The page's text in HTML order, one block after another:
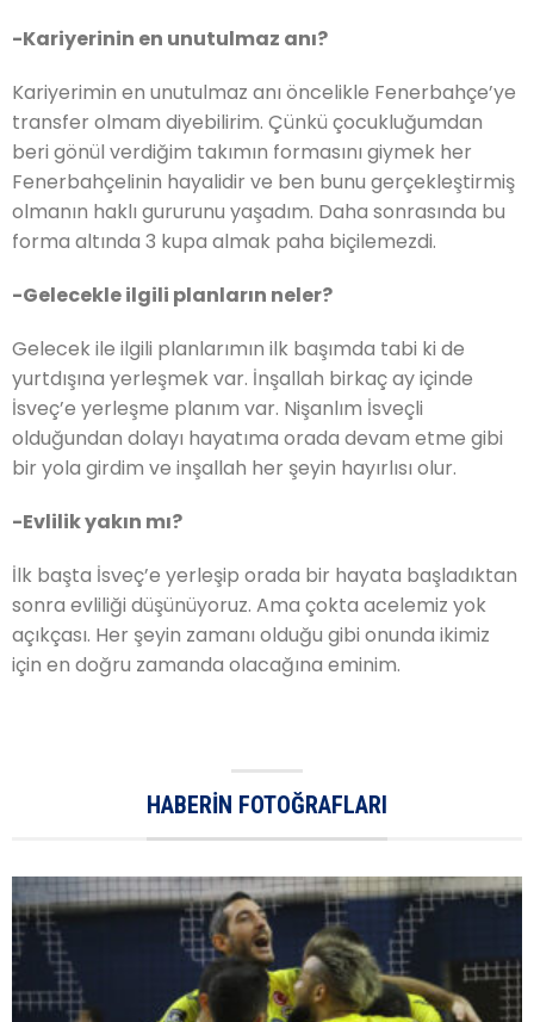
-Kariyerinin en unutulmaz anı?
Kariyerimin en unutulmaz anı öncelikle Fenerbahçe’ye
transfer olmam diyebilirim. Çünkü çocukluğumdan
beri gönül verdiğim takımın formasını giymek her
Fenerbahçelinin hayalidir ve ben bunu gerçekleştirmiş
olmanın haklı gururunu yaşadım. Daha sonrasında bu
forma altında 3 kupa almak paha biçilemezdi.
-Gelecekle ilgili planların neler?
Gelecek ile ilgili planlarımın ilk başımda tabi ki de
yurtdışına yerleşmek var. İnşallah birkaç ay içinde
İsveç’e yerleşme planım var. Nişanlım İsveçli
olduğundan dolayı hayatıma orada devam etme gibi
bir yola girdim ve inşallah her şeyin hayırlısı olur.
-Evlilik yakın mı?
İlk başta İsveç’e yerleşip orada bir hayata başladıktan
sonra evliliği düşünüyoruz. Ama çokta acelemiz yok
açıkçası. Her şeyin zamanı olduğu gibi onunda ikimiz
için en doğru zamanda olacağına eminim.
HABERIN FOTOĞRAFLARI